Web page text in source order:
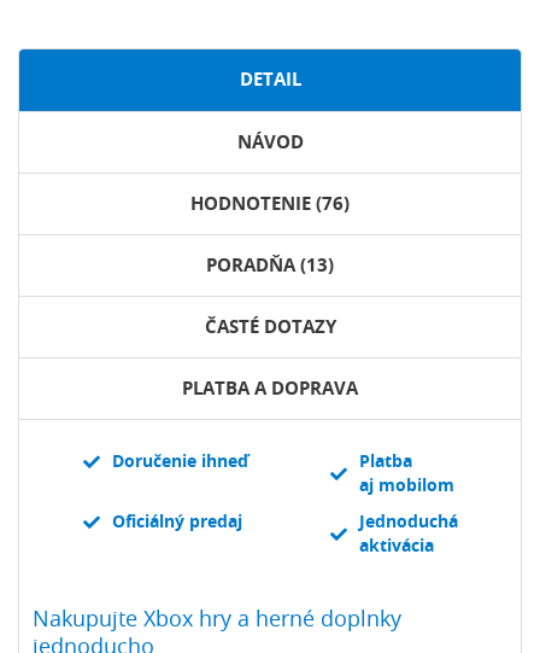
DETAIL
NÁVOD
HODNOTENIE (76)
PORADŇA (13)
ČASTÉ DOTAZY
PLATBA A DOPRAVA
Doručenie ihneď
Platba
aj mobilom
Oficiálný predaj
Jednoduchá
aktivácia
Nakupujte Xbox hry a herné doplnky
jednoducho